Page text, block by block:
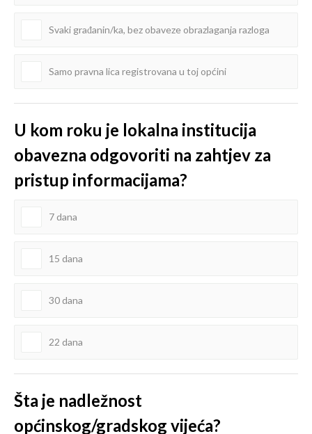
Svaki građanin/ka, bez obaveze obrazlaganja razloga
Samo pravna lica registrovana u toj općini
U kom roku je lokalna institucija
obavezna odgovoriti na zahtjev za
pristup informacijama?
7 dana
15 dana
30 dana
22 dana
Šta je nadležnost
općinskog/gradskog vijeća?